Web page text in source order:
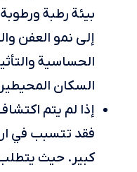
بيئة رطبة
إلى نمو العفن
الحساسية
السكان
إذا لم يتم
فقد تتسبب في
كبير. حيث